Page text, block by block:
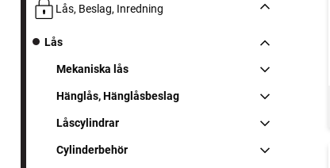
Lås, Beslag, Inredning
Lås
Mekaniska lås
Hänglås, Hänglåsbeslag
Låscylindrar
Cylinderbehör